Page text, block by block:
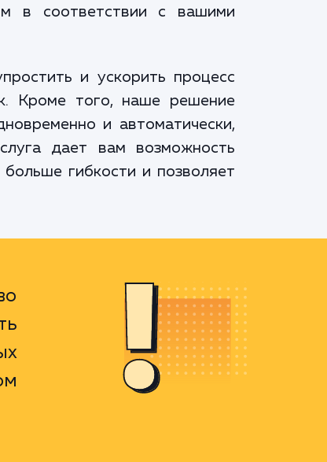
в соответствии с вашими
и ускорить процесс
Кроме того, наше решение
и автоматически,
дает вам возможность
гибкости и позволяет